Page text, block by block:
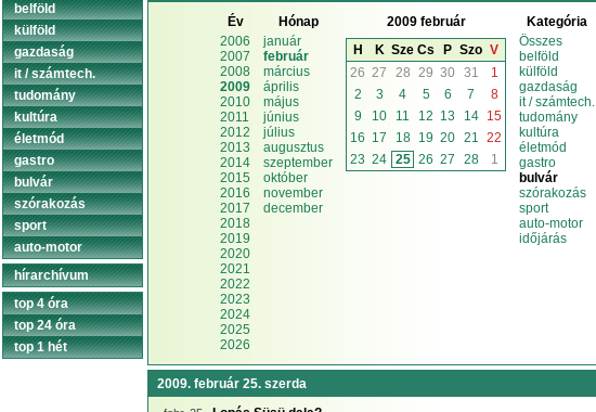
Év
2006
2007
2008
2009
2010
2011
2012
2013
2014
2015
2016
2017
2018
2019
2020
2021
2022
2023
2024
2025
2026
Hónap
január
február
március
április
május
június
július
augusztus
szeptember
október
november
december
2009 február
H
K Sze Cs P Szo V
26 27 28 29 30 31
1
2
3 4 5 6 7
8
9
10 11 12 13 14
15
16 17 18 19 20 21
22
23 24 25 26 27 28 1
Kategória
Összes
belföld
külföld
gazdaság
it / számtech.
tudomány
kultúra
életmód
gastro
bulvár
szórakozás
sport
auto-motor
időjárás
2009. február 25. szerda
belföld
külföld
gazdaság
it / számtech.
tudomány
kultúra
életmód
gastro
bulvár
szórakozás
sport
auto-motor
hírarchívum
top 4 óra
top 24 óra
top 1 hét